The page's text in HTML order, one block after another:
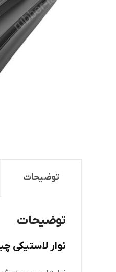
توضیحات
توضیحات
نوار لاستیکی